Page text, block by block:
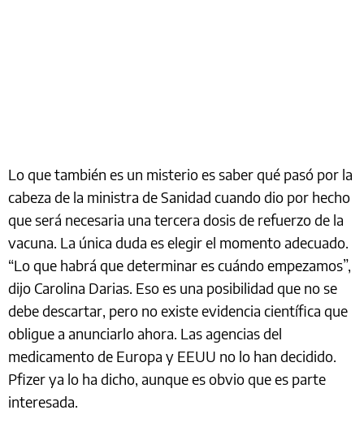
Lo que también es un misterio es saber qué pasó por la
cabeza de la ministra de Sanidad cuando dio por hecho
que será necesaria una tercera dosis de refuerzo de la
vacuna. La única duda es elegir el momento adecuado.
“Lo que habrá que determinar es cuándo empezamos”,
dijo Carolina Darias. Eso es una posibilidad que no se
debe descartar, pero no existe evidencia científica que
obligue a anunciarlo ahora. Las agencias del
medicamento de Europa y EEUU no lo han decidido.
Pfizer ya lo ha dicho, aunque es obvio que es parte
interesada.